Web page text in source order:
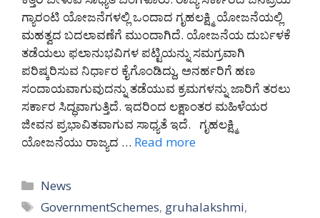
ಗ್ಯಾರಂಟಿ ಯೋಜನೆಗಳಲ್ಲಿ ಒಂದಾದ ಗೃಹಲಕ್ಷ್ಮಿ ಯೋಜನೆಯಲ್ಲಿ
ಮಹತ್ವದ ಬದಲಾವಣೆಗೆ ಮುಂದಾಗಿದೆ. ಯೋಜನೆಯ ದುರ್ಬಳಕೆ
ತಡೆಯಲು ಫಲಾನುಭವಿಗಳ ಪಟ್ಟಿಯನ್ನು ಸಮಗ್ರವಾಗಿ
ಪರಿಷ್ಕರಿಸುವ ನಿರ್ಧಾರ ಕೈಗೊಂಡಿದ್ದು, ಅನರ್ಹರಿಗೆ ಹಣ
ಸಂದಾಯವಾಗುವುದನ್ನು ತಡೆಯುವ ಕ್ರಮಗಳನ್ನು ಜಾರಿಗೆ ತರಲು
ಸರ್ಕಾರ ಸಿದ್ಧವಾಗುತ್ತಿದೆ. ಇದರಿಂದ ಲಕ್ಷಾಂತರ ಮಹಿಳೆಯರ
ಜೀವನ ಪ್ರಭಾವಿತವಾಗುವ ಸಾಧ್ಯತೆ ಇದೆ. ಗೃಹಲಕ್ಷ್ಮಿ
ಯೋಜನೆಯು ರಾಜ್ಯದ … Read more
Categories
News
Tags
GovernmentSchemes, gruhalakshmi,